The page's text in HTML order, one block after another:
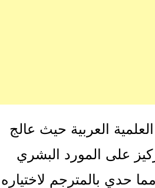
العربية حيث عالج
على المورد البشري
حدي بالمترجم لاختياره